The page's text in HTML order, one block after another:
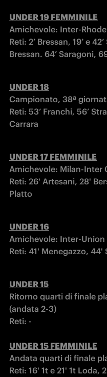
Amichevole: Inter-
Reti: 2’ Bressan, 19’ e
Bressan. 64’ Saragoni,
UNDER 18
Campionato, 38ª
Reti: 53’ Franchi, 56’
Carrara
UNDER 17 FEMMINILE
Amichevole: Milan-Inter
Reti: 26' Artesani, 28'
Platto
UNDER 16
Amichevole: Inter-Union
Reti: 41' Menegazzo,
UNDER 15
Ritorno quarti di finale
(andata 2-3)
UNDER 15 FEMMINILE
Andata quarti di finale
Reti: 16' 1t e 21' 1t